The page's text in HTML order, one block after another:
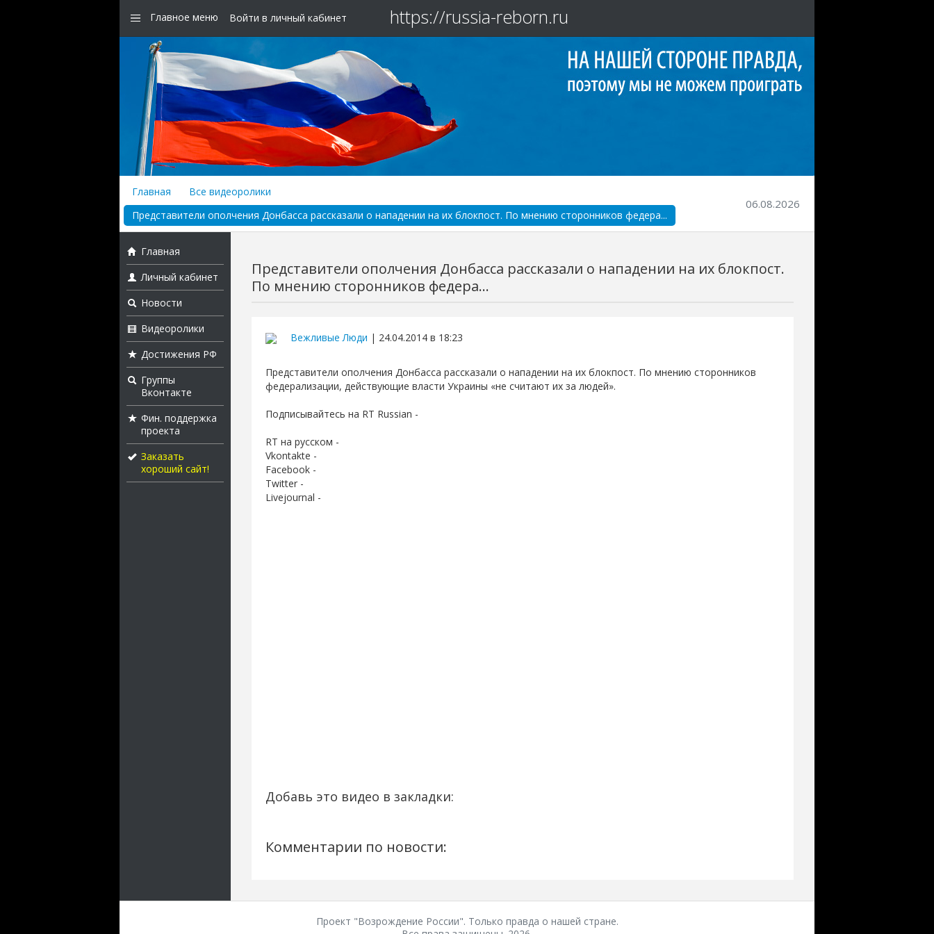
Главное меню Войти в личный кабинет https://russia-reborn.ru
Главная
Все видеоролики
Представители ополчения Донбасса рассказали о нападении на их блокпост. По мнению сторонников федера...
06.08.2026
Главная
Личный кабинет
Новости
Видеоролики
Достижения РФ
Группы
Вконтакте
Фин. поддержка
проекта
Заказать
хороший сайт!
Представители ополчения Донбасса рассказали о нападении на их блокпост.
По мнению сторонников федера...
Вежливые Люди | 24.04.2014 в 18:23
Представители ополчения Донбасса рассказали о нападении на их блокпост. По мнению сторонников
федерализации, действующие власти Украины «не считают их за людей».
Подписывайтесь на RT Russian -
RT на русском -
Vkontakte -
Facebook -
Twitter -
Livejournal -
Добавь это видео в закладки:
Комментарии по новости:
Проект "Возрождение России". Только правда о нашей стране.